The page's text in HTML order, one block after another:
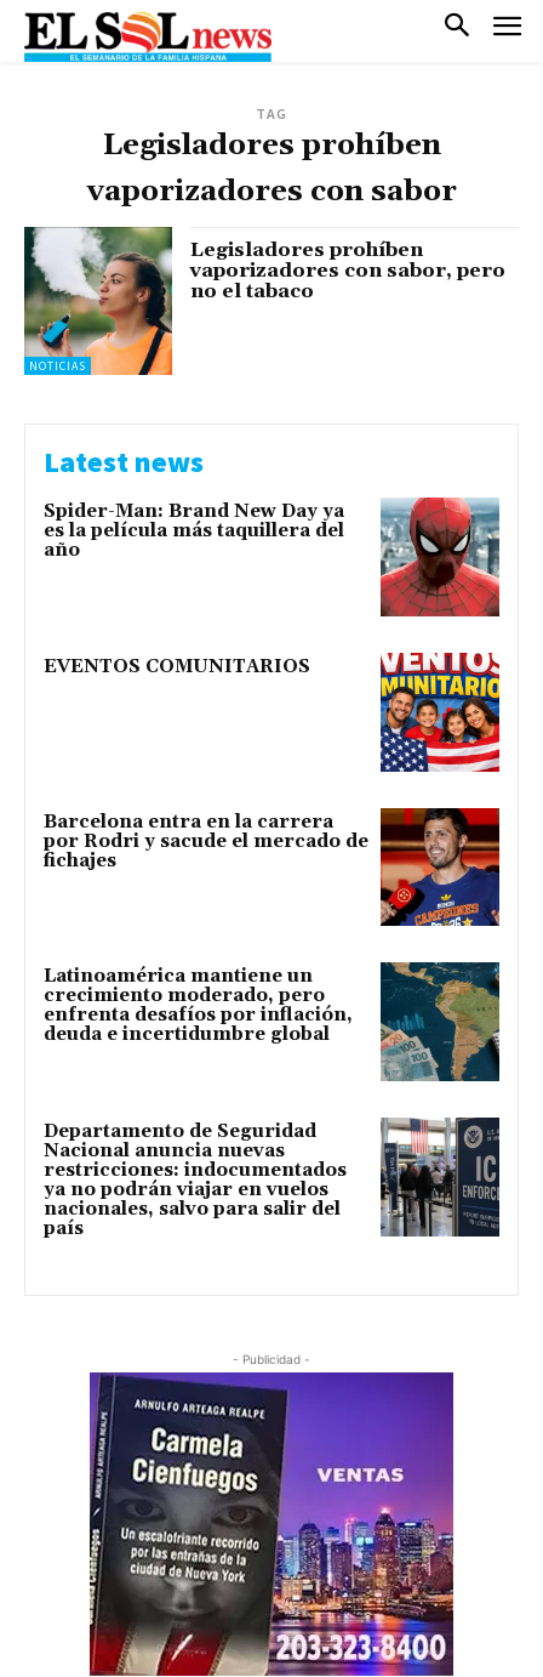
TAG
Legisladores prohíben
vaporizadores con sabor
NOTICIAS
Legisladores prohíben
vaporizadores con sabor, pero
no el tabaco
Latest news
Spider-Man: Brand New Day ya
es la película más taquillera del
año
EVENTOS COMUNITARIOS
Barcelona entra en la carrera
por Rodri y sacude el mercado de
fichajes
Latinoamérica mantiene un
crecimiento moderado, pero
enfrenta desafíos por inflación,
deuda e incertidumbre global
Departamento de Seguridad
Nacional anuncia nuevas
restricciones: indocumentados
ya no podrán viajar en vuelos
nacionales, salvo para salir del
país
- Publicidad -